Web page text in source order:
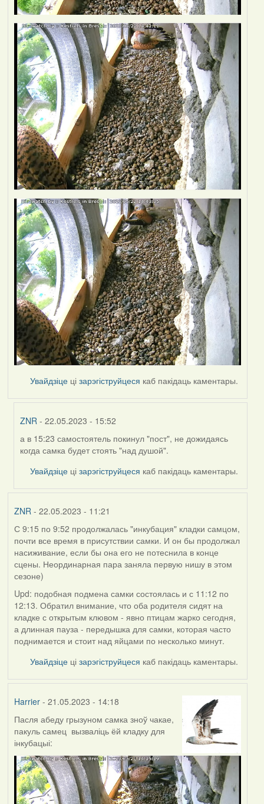
Увайдзіце цізарэгіструйцеся каб пакідаць каментары.
ZNR - 22.05.2023 - 15:52
In
reply
Harrier
а в 15:23 самостоятель покинул "пост", не дожидаясь
когда самка будет стоять "над душой".
Увайдзіце цізарэгіструйцеся каб пакідаць каментары.
ZNR- 22.05.2023 - 11:21
С 9:15 по 9:52 продолжалась "инкубация" кладки самцом,
почти все время в присутствии самки. И он бы продолжал
насиживание, если бы она его не потеснила в конце
сцены. Неординарная пара заняла первую нишу в этом
сезоне)
Upd: подобная подмена самки состоялась и с 11:12 по
12:13. Обратил внимание, что оба родителя сидят на
кладке с открытым клювом - явно птицам жарко сегодня,
а длинная пауза - передышка для самки, которая часто
поднимается и стоит над яйцами по несколько минут.
Увайдзіце цізарэгіструйцеся каб пакідаць каментары.
Harrier- 21.05.2023 - 14:18
Пасля абеду грызуном самка зноў чакае,
пакуль самец вызваліць ёй кладку для
інкубацыі: